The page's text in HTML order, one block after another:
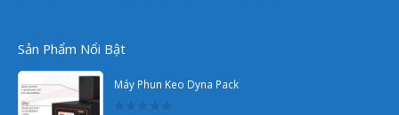
Sản Phẩm Nổi Bật
Máy Phun Keo Dyna Pack